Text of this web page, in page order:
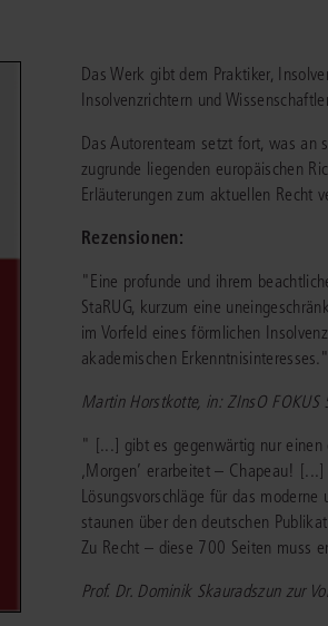
Arbeitsrecht
Bankrecht
Erbrecht
Familienrecht
Handels- und
Insolvenzrecht
IT-und Medienrecht
Kanzleimanagement
Medizinrecht
Praxisnah und intuitiv: Schutz vor
und Steuerberater
mehr erfahren
für eine erste Produktempfehlung.
Unternehmen
Studium und Hochschule
WEITERE SERVICES
Downloads
(Mo-Fr 8-18 Uhr).
Das Werk gibt dem Praktiker,
Insolvenzrichtern und
Das Autorenteam setzt fort, was an
zugrunde liegenden europäischen
Erläuterungen zum aktuellen Recht
Rezensionen:
"Eine profunde und ihrem
StaRUG, kurzum eine
im Vorfeld eines förmlichen
akademischen Erkenntnisinteresses."
Martin Horstkotte, in: ZInsO
" [...] gibt es gegenwärtig nur einen
‚Morgen’ erarbeitet – Chapeau!
Lösungsvorschläge für das
staunen über den deutschen
Zu Recht – diese 700 Seiten muss
Prof. Dr. Dominik Skauradszun zur